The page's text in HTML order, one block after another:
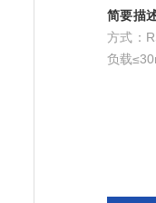
简要描
方式：
负载